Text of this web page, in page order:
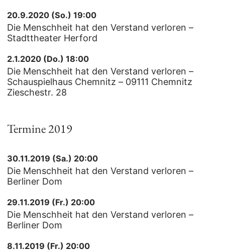
20.9.2020 (So.) 19:00
Die Menschheit hat den Verstand verloren –
Stadttheater Herford
2.1.2020 (Do.) 18:00
Die Menschheit hat den Verstand verloren –
Schauspielhaus Chemnitz – 09111 Chemnitz
Zieschestr. 28
Termine 2019
30.11.2019 (Sa.) 20:00
Die Menschheit hat den Verstand verloren –
Berliner Dom
29.11.2019 (Fr.) 20:00
Die Menschheit hat den Verstand verloren –
Berliner Dom
8.11.2019 (Fr.) 20:00